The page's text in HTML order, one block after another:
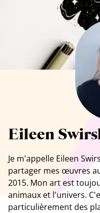
Tous les artistes
Eileen
Je m'appelle Eileen
partager mes œuvres
2015. Mon art est
animaux et l'univers.
particulièrement des